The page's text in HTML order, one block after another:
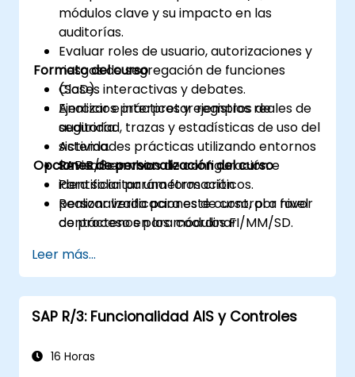
módulos clave y su impacto en las
auditorías.
Evaluar roles de usuario, autorizaciones y
riesgos de segregación de funciones
(SoD).
Analizar e interpretar registros de
seguridad, trazas y estadísticas de uso del
sistema.
Revisar cambios de configuración e
identificar parámetros críticos.
Realizar verificaciones de control a nivel
de proceso en los módulos FI/MM/SD.
preparar informes estructurados.
Formato del curso
Clases interactivas y debates.
Ejercicios prácticos y ejemplos reales de
auditoría.
Actividades prácticas utilizando entornos
SAP R/3 en vivo.
Opciones de personalización del curso
Para solicitar una formación
personalizada para este curso, por favor
contáctenos para coordinar.
Leer más...
SAP R/3: Funcionalidad AIS y Controles
16 Horas